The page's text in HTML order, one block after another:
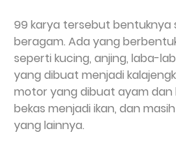
99 karya tersebut bentuknya
beragam. Ada yang
seperti kucing, anjing, laba-
yang dibuat menjadi
motor yang dibuat ayam dan
bekas menjadi ikan, dan
yang lainnya.